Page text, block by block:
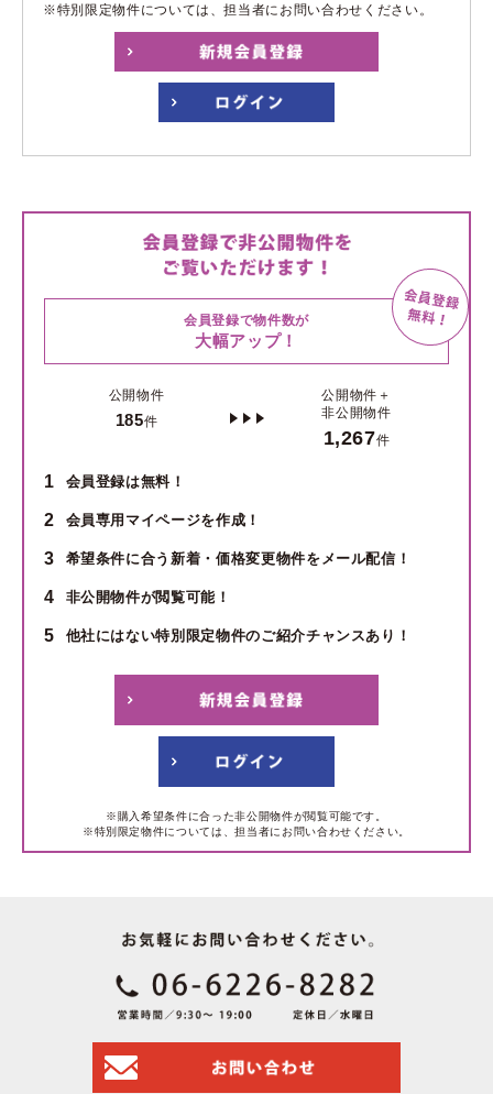
※特別限定物件については、担当者にお問い合わせください。
会員登録で物件数が
大幅アップ！
公開物件
185件
公開物件＋
非公開物件
1,267件
1 会員登録は無料！
2 会員専用マイページを作成！
3 希望条件に合う新着・価格変更物件をメール配信！
4 非公開物件が閲覧可能！
5 他社にはない特別限定物件のご紹介チャンスあり！
※購入希望条件に合った非公開物件が閲覧可能です。
※特別限定物件については、担当者にお問い合わせください。